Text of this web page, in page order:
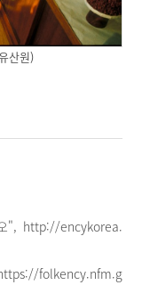
산원)
", http://encykorea.
folkency.nfm.g